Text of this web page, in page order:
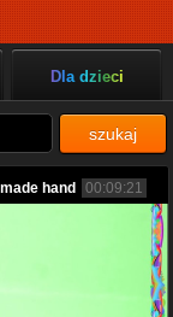
Dla dzieci
szukaj
hand 00:09:21